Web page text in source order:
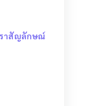
าสัญลักษณ์